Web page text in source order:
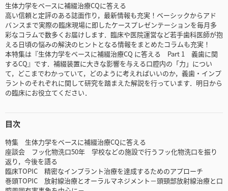
生体力学をベースに補綴治療CQに答える
高い信頼と定評のある誌面作り，最新情報も充実！ベーシックからアド
バンスまで実際の臨床現場に即したケースプレゼンテーションを毎月多
彩なコラムで数多くお届けします．臨床や医院運営など若手歯科医師が抱
える日頃の悩みの解決のヒントとなる情報をまとめたコラムも充実！
本特集は『生体力学をベースに補綴治療CQ に答える Part 1 義歯に関
するCQ』です．補綴装置に大きな影響を与える口腔内の「力」につい
て，どこまでわかっていて，どのように考えればいいのか，義歯・インプ
ラントのそれぞれに関して研究を踏まえた解説を行っています．明日から
の臨床にお役立てください．
目次
特集 生体力学をベースに補綴治療CQに答える
座談会 フッ化物洗口50年 学校などの施設で行うフッ化物洗口を振り
返り，今後を語る
臨床TOPIC 精密なインプラント治療を達成するためのアプローチ
巻頭TOPIC 放射線治療とオーラルマネジメント－頭頸部放射線治療と口